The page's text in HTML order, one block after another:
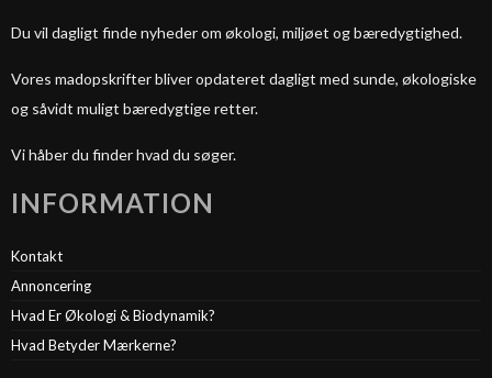
Du vil dagligt finde nyheder om økologi, miljøet og bæredygtighed.
Vores madopskrifter bliver opdateret dagligt med sunde, økologiske
og såvidt muligt bæredygtige retter.
Vi håber du finder hvad du søger.
INFORMATION
Kontakt
Annoncering
Hvad Er Økologi & Biodynamik?
Hvad Betyder Mærkerne?